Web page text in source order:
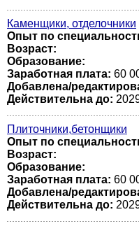
Каменщики, отделочники
Опыт по
Возраст:
Образование:
Заработная плата: 60
Добавлена/
Действительна до:
Плиточники,бетонщики
Опыт по
Возраст:
Образование:
Заработная плата: 60
Добавлена/
Действительна до: